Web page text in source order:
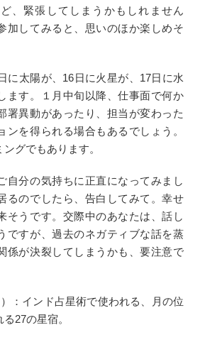
、緊張してしまうかもしれません
加してみると、思いのほか楽しめそ
に太陽が、16日に火星が、17日に水
ます。１月中旬以降、仕事面で何か
署異動があったり、担当が変わった
ンを得られる場合もあるでしょう。
グでもあります。
自分の気持ちに正直になってみまし
るのでしたら、告白してみて。幸せ
そうです。交際中のあなたは、話し
ですが、過去のネガティブな話を蒸
係が決裂してしまうかも、要注意で
：インド占星術で使われる、月の位
27の星宿。